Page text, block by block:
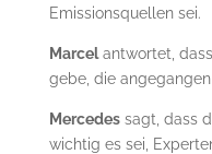
Emissionsquellen sei.
Marcelantwortet,
gebe, die
Mercedessagt, dass
wichtig es sei,